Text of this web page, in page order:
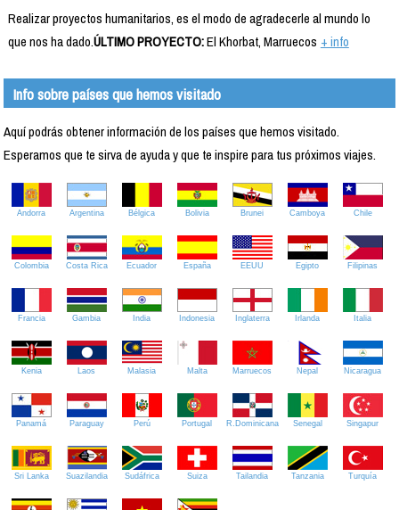
Realizar proyectos humanitarios, es el modo de agradecerle al mundo lo
que nos ha dado.ÚLTIMO PROYECTO:El Khorbat, Marruecos + info
Info sobre países que hemos visitado
Aquí podrás obtener información de los países que hemos visitado.
Esperamos que te sirva de ayuda y que te inspire para tus próximos viajes.
Andorra Argentina Bélgica Bolivia Brunei Camboya Chile
Colombia Costa Rica Ecuador España EEUU Egipto Filipinas
Francia Gambia India Indonesia Inglaterra Irlanda Italia
Kenia Laos Malasia Malta Marruecos Nepal Nicaragua
Panamá Paraguay Perú Portugal R.Dominicana Senegal Singapur
Sri Lanka Suazilandia Sudáfrica Suiza Tailandia Tanzania Turquía